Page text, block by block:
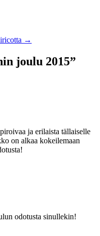
→
joulu 2015”
ja erilaista tällaiselle
on alkaa kokeilemaan
odotusta sinullekin!